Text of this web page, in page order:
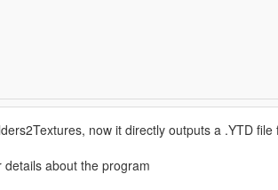
now it directly outputs a .YTD
about the program